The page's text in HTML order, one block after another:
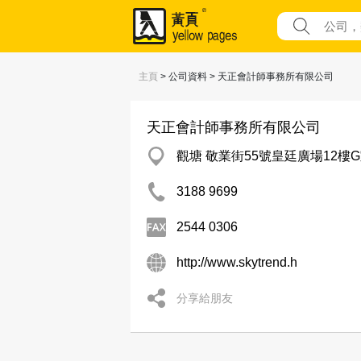
主頁 > 公司資料 > 天正會計師事務所有限公司
天正會計師事務所有限公司
觀塘 敬業街55號皇廷廣場12樓
3188 9699
2544 0306
http://www.skytrend.h
分享給朋友